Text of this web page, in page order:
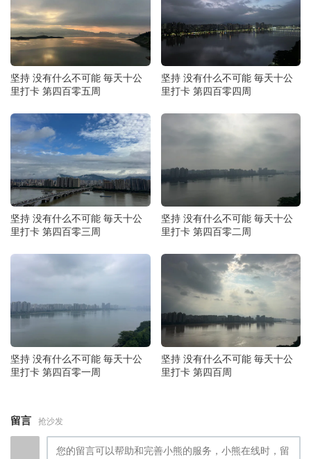
坚持 没有什么不可能 毎天十公
里打卡 第四百零五周
坚持 没有什么不可能 毎天十公
里打卡 第四百零四周
坚持 没有什么不可能 毎天十公
里打卡 第四百零三周
坚持 没有什么不可能 毎天十公
里打卡 第四百零二周
坚持 没有什么不可能 毎天十公
里打卡 第四百零一周
坚持 没有什么不可能 毎天十公
里打卡 第四百周
留言 抢沙发